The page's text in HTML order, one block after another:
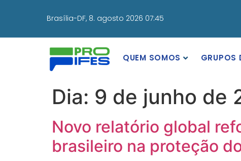
Brasília-DF, 8. agosto 2026 07:45
QUEM SOMOS GRUPOS
Dia: 9 de junho de
Novo relatório global
brasileiro na proteção